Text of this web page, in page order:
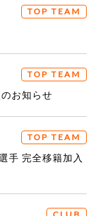
TOP TEAM
TOP TEAM
お知らせ
TOP TEAM
手 完全移籍加入